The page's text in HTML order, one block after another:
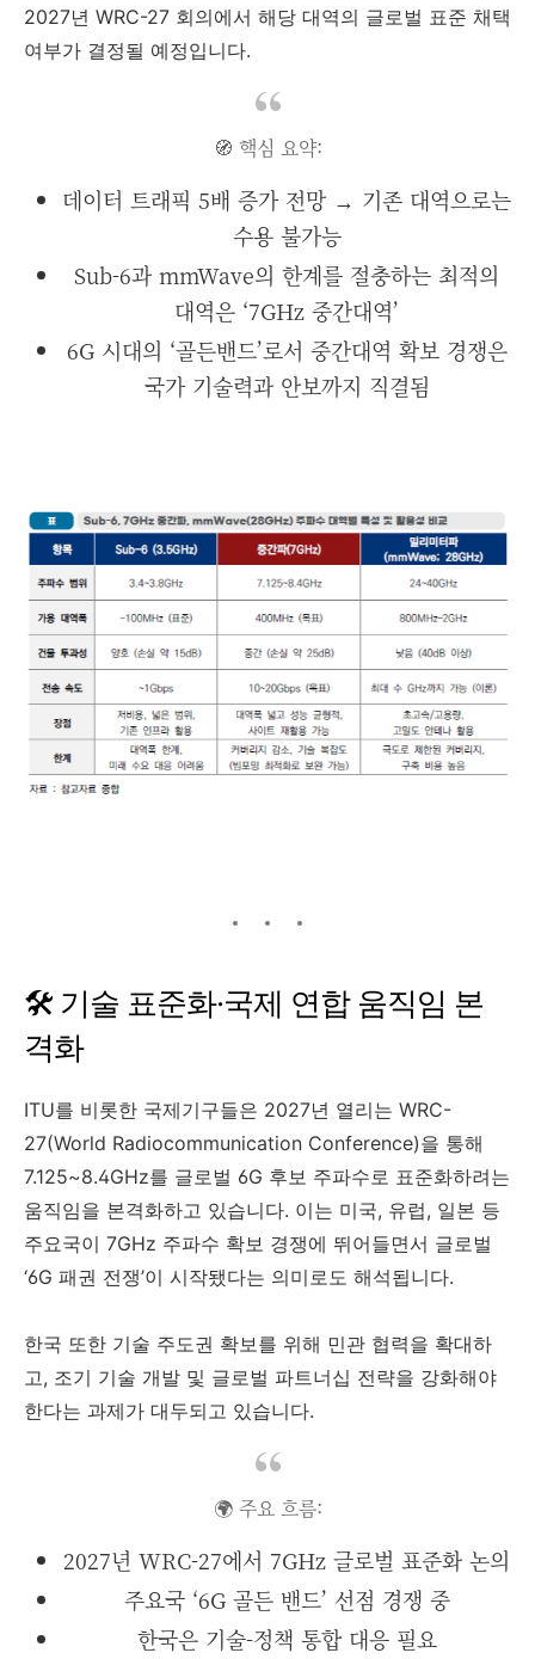
2027년 WRC-27 회의에서 해당 대역의 글로벌 표준 채택
여부가 결정될 예정입니다.
🧭 핵심 요약:
데이터 트래픽 5배 증가 전망 → 기존 대역으로는
수용 불가능
Sub-6과 mmWave의 한계를 절충하는 최적의
대역은 ‘7GHz 중간대역’
6G 시대의 ‘골든밴드’로서 중간대역 확보 경쟁은
국가 기술력과 안보까지 직결됨
🛠️ 기술 표준화·국제 연합 움직임 본
격화
ITU를 비롯한 국제기구들은 2027년 열리는 WRC-
27(World Radiocommunication Conference)을 통해
7.125~8.4GHz를 글로벌 6G 후보 주파수로 표준화하려는
움직임을 본격화하고 있습니다. 이는 미국, 유럽, 일본 등
주요국이 7GHz 주파수 확보 경쟁에 뛰어들면서 글로벌
‘6G 패권 전쟁’이 시작됐다는 의미로도 해석됩니다.
한국 또한 기술 주도권 확보를 위해 민관 협력을 확대하
고, 조기 기술 개발 및 글로벌 파트너십 전략을 강화해야
한다는 과제가 대두되고 있습니다.
🌍 주요 흐름:
2027년 WRC-27에서 7GHz 글로벌 표준화 논의
주요국 ‘6G 골든 밴드’ 선점 경쟁 중
한국은 기술-정책 통합 대응 필요